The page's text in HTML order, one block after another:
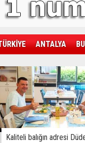
ANTALYA
SAĞLIK EKONOMİ
Kaliteli balığın adresi